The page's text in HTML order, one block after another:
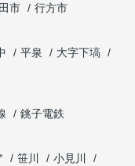
市
行方市
平泉
大字下塙
銚子電鉄
笹川
小見川